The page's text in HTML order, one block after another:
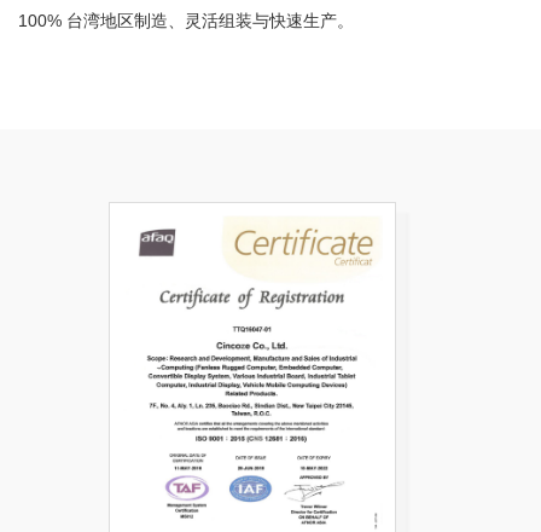
100% 台湾地区制造、灵活组装与快速生产。